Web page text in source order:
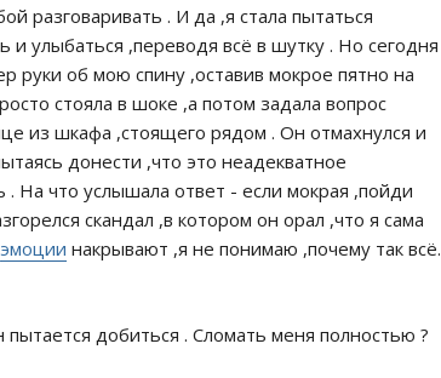
разговаривать . И да ,я стала пытаться
и улыбаться ,переводя всё в шутку . Но сегодня
руки об мою спину ,оставив мокрое пятно на
стояла в шоке ,а потом задала вопрос
из шкафа ,стоящего рядом . Он отмахнулся и
донести ,что это неадекватное
На что услышала ответ - если мокрая ,пойди
скандал ,в котором он орал ,что я сама
эмоции накрывают ,я не понимаю ,почему так всё.
добиться . Сломать меня полностью ?